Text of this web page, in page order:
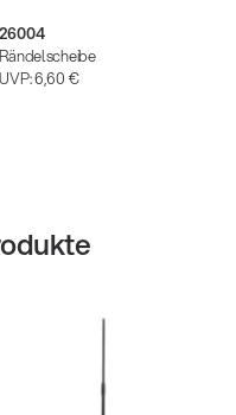
26004
Rändelscheibe
UVP:6,60 €